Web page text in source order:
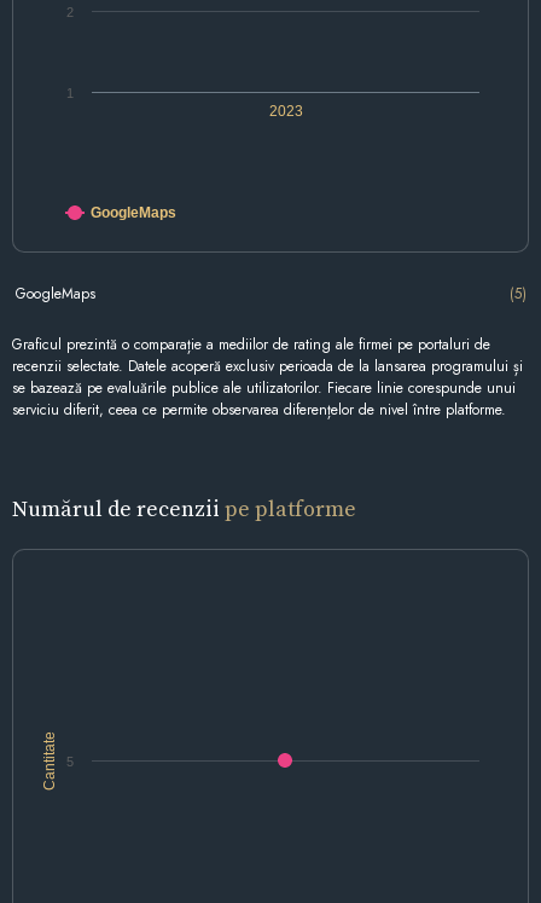
2023
1
2
GoogleMaps
GoogleMaps (5)
Graficul prezintă o comparație a mediilor de rating ale firmei pe portaluri de
recenzii selectate. Datele acoperă exclusiv perioada de la lansarea programului și
se bazează pe evaluările publice ale utilizatorilor. Fiecare linie corespunde unui
serviciu diferit, ceea ce permite observarea diferențelor de nivel între platforme.
Numărul de recenzii pe platforme
Cantitate 5